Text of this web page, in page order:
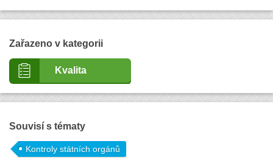
Zařazeno v kategorii
Kvalita
Souvisí s tématy
Kontroly státních orgánů